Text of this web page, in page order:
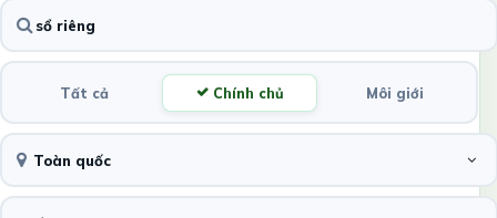
Tất cả Chính chủ Môi giới
Toàn quốc